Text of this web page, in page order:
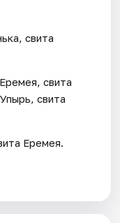
свита
свита
свита
Еремея.